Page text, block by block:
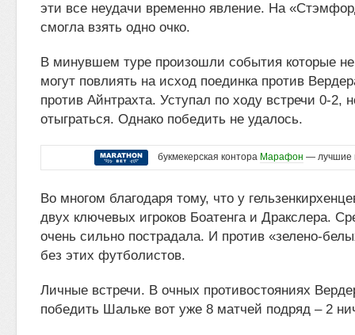
эти все неудачи временно явление. На
смогла взять одно очко.
В минувшем туре произошли события которые
могут повлиять на исход поединка против
против Айнтрахта. Уступал по ходу встречи 0-2,
отыграться. Однако победить не удалось.
букмекерская контора Марафон — лучшие
Во многом благодаря тому, что у
двух ключевых игроков Боатенга и Дракслера.
очень сильно пострадала. И против «зелено-
без этих футболистов.
Личные встречи. В очных противостояниях
победить Шальке вот уже 8 матчей подряд – 2